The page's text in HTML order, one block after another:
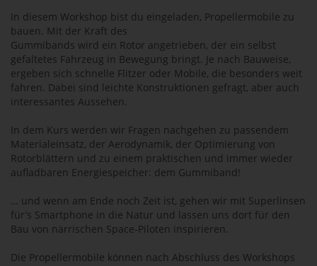
In diesem Workshop bist du eingeladen, Propellermobile zu
bauen. Mit der Kraft des
Gummibands wird ein Rotor angetrieben, der ein selbst
gefaltetes Fahrzeug in Bewegung bringt. Je nach Bauweise,
ergeben sich schnelle Flitzer oder Mobile, die besonders weit
fahren. Dabei sind leichte Konstruktionen gefragt, aber auch
interessantes Aussehen.
In dem Kurs werden wir Fragen nachgehen zu passendem
Materialeinsatz, der Aerodynamik, der Optimierung von
Rotorblättern und zu einem praktischen und immer wieder
aufladbaren Energiespeicher: dem Gummiband!
… und wenn am Ende noch Zeit ist, gehen wir mit Superlinsen
für’s Smartphone in die Natur und lassen uns dort für den
Bau von närrischen Space-Piloten inspirieren.
Die Propellermobile können nach Abschluss des Workshops